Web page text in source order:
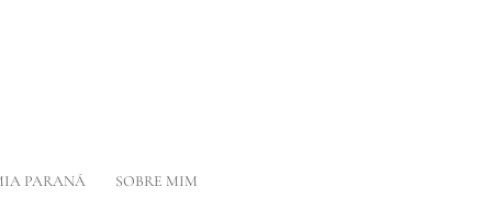
PARANÁ SOBRE MIM